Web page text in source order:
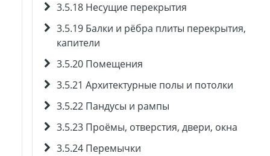
3.5.18 Несущие перекрытия
3.5.19 Балки и рёбра плиты перекрытия,
капители
3.5.20 Помещения
3.5.21 Архитектурные полы и потолки
3.5.22 Пандусы и рампы
3.5.23 Проёмы, отверстия, двери, окна
3.5.24 Перемычки